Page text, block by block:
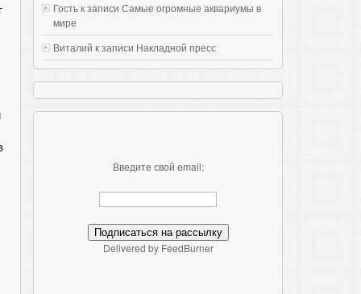
Гость к записи Самые огромные аквариумы в
мире
Виталий к записи Накладной пресс
Введите свой email:
Delivered by FeedBurner